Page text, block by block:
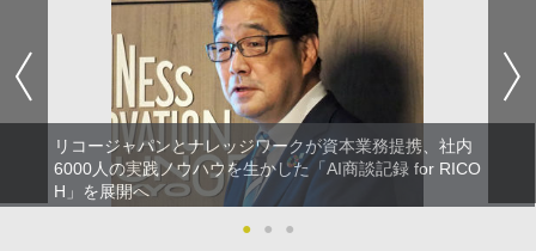
リコージャパンとナレッジワークが資本業務提携、社内
6000人の実践ノウハウを生かした「AI商談記録 for RICO
H」を展開へ
●
● ●